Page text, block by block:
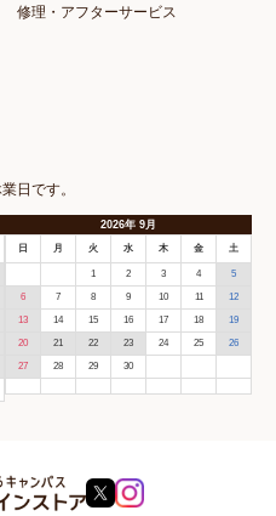
修理・アフターサービス
日です。
2026年9月
日 月 火 水 木 金 土
1 2 3 4 5
6 7 8 9 10 11 12
13 14 15 16 17 18 19
20 21 22 23 24 25 26
27 28 29 30